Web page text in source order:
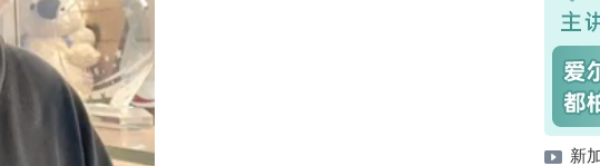
新